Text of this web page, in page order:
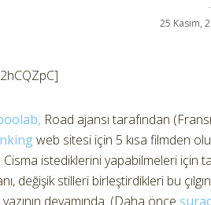
25 Kasım,
Road ajansı tarafından
web sitesi için 5 kısa filmden
istediklerini yapabilmeleri için
değişik stilleri birleştirdikleri bu
devamında. (Daha önce